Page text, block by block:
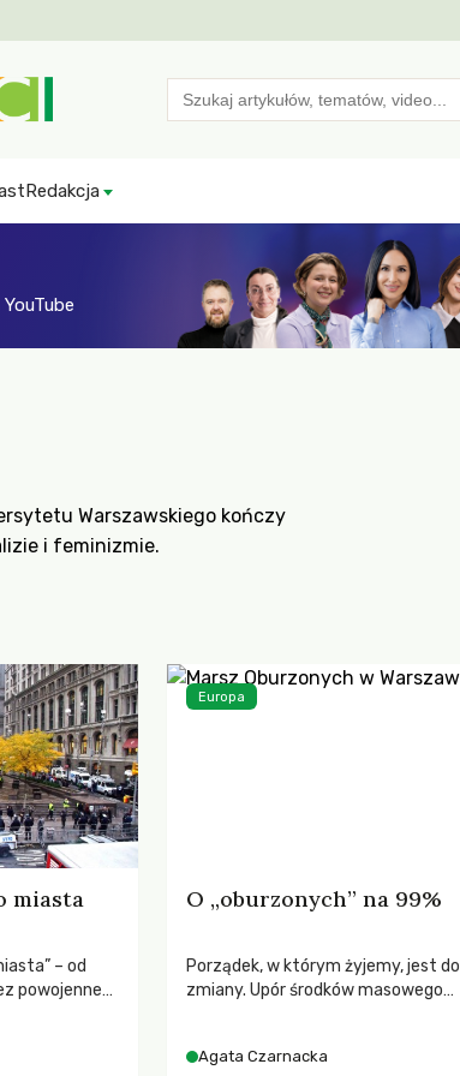
Search
for:
Redakcja
Warszawskiego kończy
i feminizmie.
miasta
– od
powojenne
O „oburzonych” na 99%
Porządek, w którym żyjemy, jest do
zmiany. Upór środków masowego
dziecka, które zamyka oczy, żeby
Agata Czarnacka
Europa